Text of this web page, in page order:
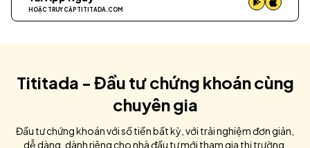
HOẶC TRUY CẬP TITITADA.COM
Tititada - Đầu tư chứng khoán cùng
chuyên gia
Đầu tư chứng khoán với số tiền bất kỳ, với trải nghiệm đơn giản,
dễ dàng, dành riêng cho nhà đầu tư mới tham gia thị trường.